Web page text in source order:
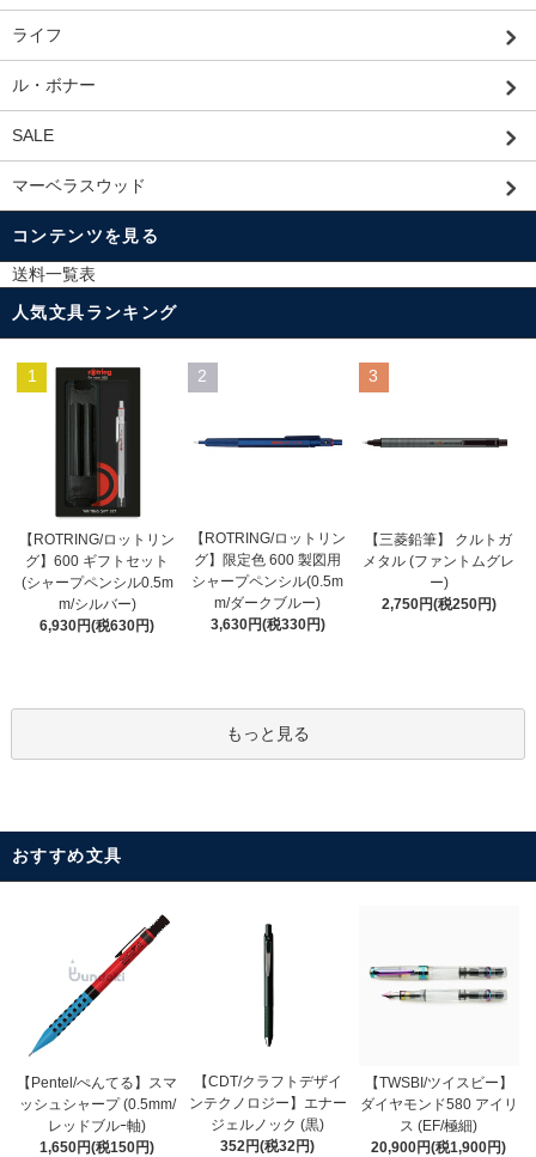
ライフ
ル・ボナー
SALE
マーベラスウッド
コンテンツを見る
送料一覧表
人気文具ランキング
1
【ROTRING/ロットリン
グ】600 ギフトセット
(シャープペンシル0.5m
m/シルバー)
6,930円(税630円)
2
【ROTRING/ロットリン
グ】限定色 600 製図用
シャープペンシル(0.5m
m/ダークブルー)
3,630円(税330円)
3
【三菱鉛筆】 クルトガ
メタル (ファントムグレ
ー)
2,750円(税250円)
もっと見る
おすすめ文具
【Pentel/ぺんてる】スマ
ッシュシャープ (0.5mm/
レッドブルｰ軸)
1,650円(税150円)
【CDT/クラフトデザイ
ンテクノロジー】エナー
ジェルノック (黒)
352円(税32円)
【TWSBI/ツイスビー】
ダイヤモンド580 アイリ
ス (EF/極細)
20,900円(税1,900円)